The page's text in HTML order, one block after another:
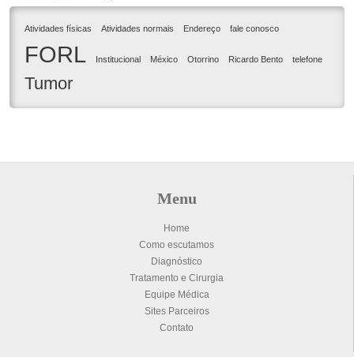
Atividades físicas Atividades normais Endereço fale conosco
FORL Institucional México Otorrino Ricardo Bento telefone
Tumor
Menu
Home
Como escutamos
Diagnóstico
Tratamento e Cirurgia
Equipe Médica
Sites Parceiros
Contato